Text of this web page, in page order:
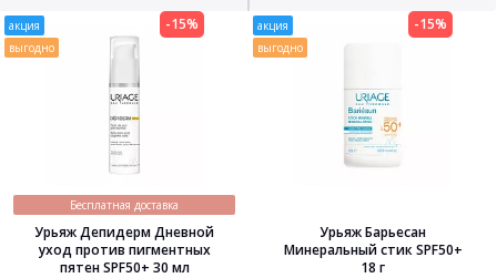
По популярности
По алфавиту
Цена по возрастанию
Цена по убыванию
акция
выгодно
Бесплатная доставка
Урьяж Депидерм Дневной
уход против пигментных
пятен SPF50+ 30 мл
-15%
акция
выгодно
Урьяж Барьесан
Минеральный стик SPF50+
18 г
-15%